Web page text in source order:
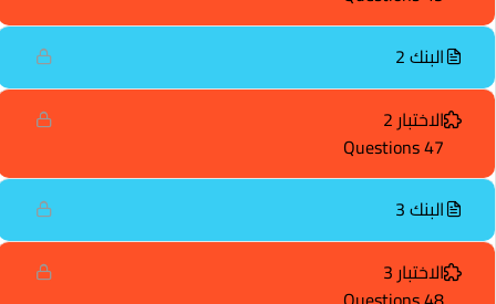
البنك 2
الاختبار 2
47 Questions
البنك 3
الاختبار 3